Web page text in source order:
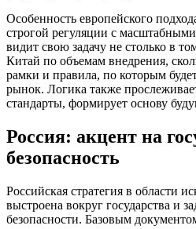
Особенность европейского
строгой регуляции с
видит свою задачу не столько в
Китай по объемам внедрения,
рамки и правила, по которым
рынок. Логика также
стандарты, формирует основу
Россия: акцент на
безопасность
Российская стратегия в области
выстроена вокруг государства и
безопасности. Базовым